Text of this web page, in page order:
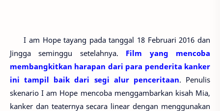
I am Hope tayang pada tanggal 18 Februari 2016 dan
Jingga seminggu setelahnya. Film yang mencoba
membangkitkan harapan dari para penderita kanker
ini tampil baik dari segi alur penceritaan. Penulis
skenario I am Hope mencoba menggambarkan kisah Mia,
kanker dan teaternya secara linear dengan menggunakan